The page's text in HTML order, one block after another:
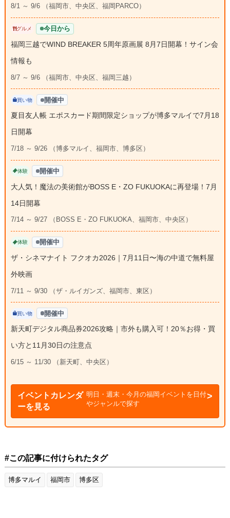
8/1 ～ 9/6 （福岡市、中央区、福岡PARCO）
グルメ 今日から
福岡三越でWIND BREAKER 5周年原画展 8月7日開幕！サイン会
情報も
8/7 ～ 9/6 （福岡市、中央区、福岡三越）
買い物 開催中
夏目友人帳 エポスカード期間限定ショップが博多マルイで7月18
日開幕
7/18 ～ 9/26 （博多マルイ、福岡市、博多区）
体験 開催中
大人気！魔法の美術館がBOSS E・ZO FUKUOKAに再登場！7月
14日開幕
7/14 ～ 9/27 （BOSS E・ZO FUKUOKA、福岡市、中央区）
体験 開催中
ザ・シネマナイト フクオカ2026｜7月11日〜海の中道で無料屋
外映画
7/11 ～ 9/30 （ザ・ルイガンズ、福岡市、東区）
買い物 開催中
新天町デジタル商品券2026攻略｜市外も購入可！20％お得・買
い方と11月30日の注意点
6/15 ～ 11/30 （新天町、中央区）
イベントカレンダ
ーを見る
明日・週末・今月の福岡イベントを日付
やジャンルで探す
#この記事に付けられたタグ
博多マルイ 福岡市 博多区